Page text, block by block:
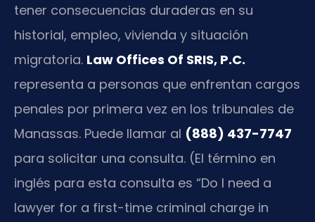
tener consecuencias duraderas en su
historial, empleo, vivienda y situación
migratoria. Law Offices Of SRIS, P.C.
representa a personas que enfrentan cargos
penales por primera vez en los tribunales de
Manassas. Puede llamar al (888) 437-7747
para solicitar una consulta. (El término en
inglés para esta consulta es “Do I need a
lawyer for a first-time criminal charge in